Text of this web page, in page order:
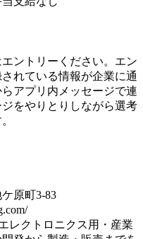
ントリーください。エン
れている情報が企業に通
アプリ内メッセージで連
をやりとりしながら選考
原町3-83
レクトロニクス用・産業